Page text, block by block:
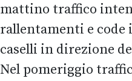
mattino traffico
rallentamenti e code
caselli in direzione
Nel pomeriggio